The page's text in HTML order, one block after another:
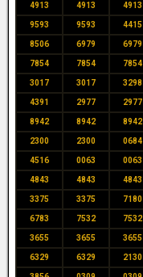
4913 4913 4913
9593 9593 4415
8506 6979 6979
7854 7854 7854
3017 3017 3298
4391 2977 2977
8942 8942 8942
2300 2300 0684
4516 0063 0063
4843 4843 4843
3375 3375 7180
6783 7532 7532
3655 3655 3655
6329 6329 2130